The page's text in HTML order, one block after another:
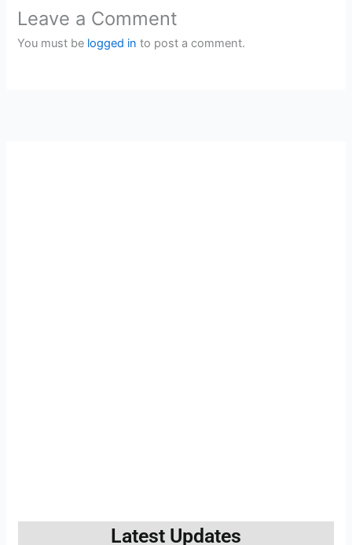
Leave a Comment
You must be logged in to post a comment.
Latest Updates